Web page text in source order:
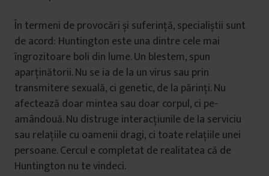
În termeni de provocări și suferință, specialiștii sunt
de acord: Huntington este una dintre cele mai
îngrozitoare boli din lume. Un blestem, spun
aparținătorii. Nu se ia de la un virus sau prin
transmitere sexuală, ci genetic, de la părinți. Nu
afectează doar mintea sau doar corpul, ci pe-
amândouă. Nu distruge interacțiunile de la serviciu
sau relațiile cu oamenii dragi, ci toate relațiile unei
persoane. Cercul e completat de realitatea că de
Huntington nu te vindeci.